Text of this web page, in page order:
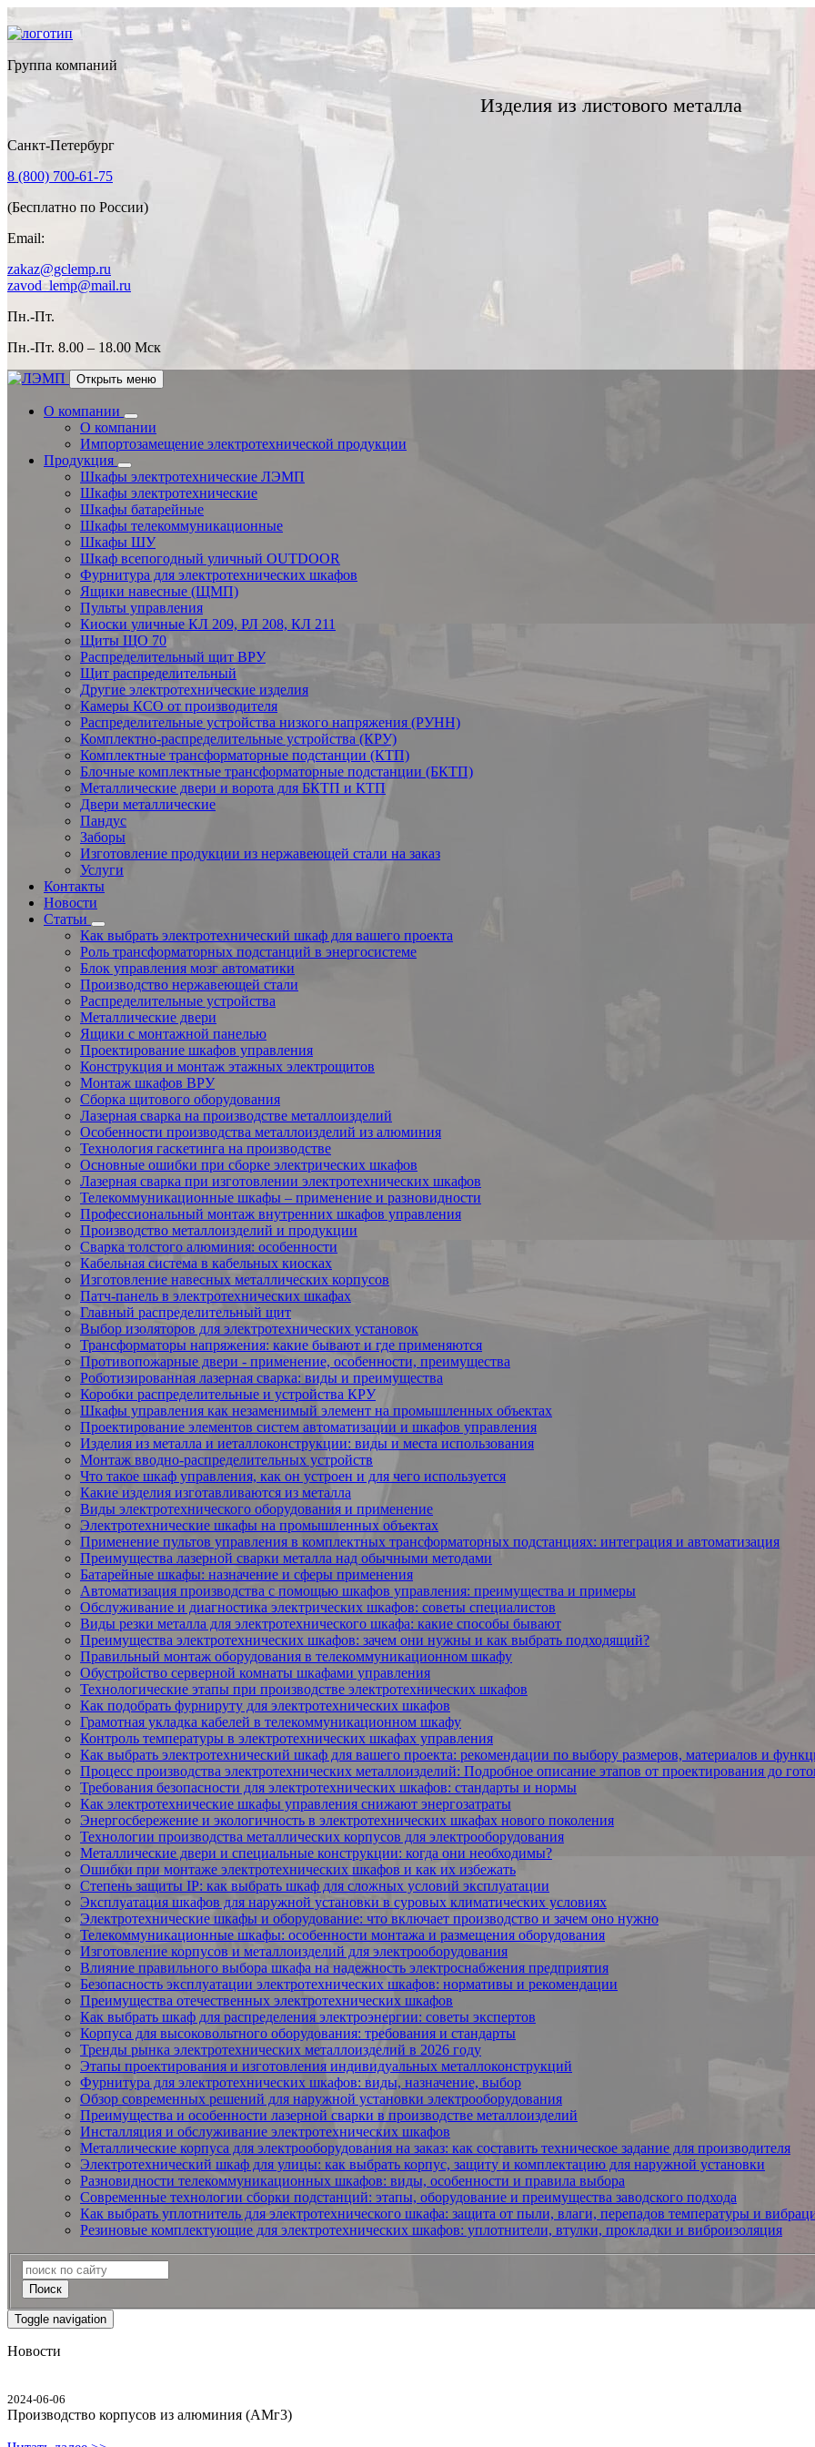
Группа компаний
Изделия из листового металла
Санкт-Петербург
8 (800) 700-61-75
(Бесплатно по России)
Email:
zakaz@gclemp.ru
zavod_lemp@mail.ru
Пн.-Пт.
Пн.-Пт. 8.00 – 18.00 Мск
Открыть меню
О компании
О компании
Импортозамещение электротехнической продукции
Продукция
Шкафы электротехнические ЛЭМП
Шкафы электротехнические
Шкафы батарейные
Шкафы телекоммуникационные
Шкафы ШУ
Шкаф всепогодный уличный OUTDOOR
Фурнитура для электротехнических шкафов
Ящики навесные (ЩМП)
Пульты управления
Киоски уличные КЛ 209, РЛ 208, КЛ 211
Щиты ЩО 70
Распределительный щит ВРУ
Щит распределительный
Другие электротехнические изделия
Камеры КСО от производителя
Распределительные устройства низкого напряжения (РУНН)
Комплектно-распределительные устройства (КРУ)
Комплектные трансформаторные подстанции (КТП)
Блочные комплектные трансформаторные подстанции (БКТП)
Металлические двери и ворота для БКТП и КТП
Двери металлические
Пандус
Заборы
Изготовление продукции из нержавеющей стали на заказ
Услуги
Контакты
Новости
Статьи
Как выбрать электротехнический шкаф для вашего проекта
Роль трансформаторных подстанций в энергосистеме
Блок управления мозг автоматики
Производство нержавеющей стали
Распределительные устройства
Металлические двери
Ящики с монтажной панелью
Проектирование шкафов управления
Конструкция и монтаж этажных электрощитов
Монтаж шкафов ВРУ
Сборка щитового оборудования
Лазерная сварка на производстве металлоизделий
Особенности производства металлоизделий из алюминия
Технология гаскетинга на производстве
Основные ошибки при сборке электрических шкафов
Лазерная сварка при изготовлении электротехнических шкафов
Телекоммуникационные шкафы – применение и разновидности
Профессиональный монтаж внутренних шкафов управления
Производство металлоизделий и продукции
Сварка толстого алюминия: особенности
Кабельная система в кабельных киосках
Изготовление навесных металлических корпусов
Патч-панель в электротехнических шкафах
Главный распределительный щит
Выбор изоляторов для электротехнических установок
Трансформаторы напряжения: какие бывают и где применяются
Противопожарные двери - применение, особенности, преимущества
Роботизированная лазерная сварка: виды и преимущества
Коробки распределительные и устройства КРУ
Шкафы управления как незаменимый элемент на промышленных объектах
Проектирование элементов систем автоматизации и шкафов управления
Изделия из металла и иеталлоконструкции: виды и места использования
Монтаж вводно-распределительных устройств
Что такое шкаф управления, как он устроен и для чего используется
Какие изделия изготавливаются из металла
Виды электротехнического оборудования и применение
Электротехнические шкафы на промышленных объектах
Применение пультов управления в комплектных трансформаторных подстанциях: интеграция и автоматизация
Преимущества лазерной сварки металла над обычными методами
Батарейные шкафы: назначение и сферы применения
Автоматизация производства с помощью шкафов управления: преимущества и примеры
Обслуживание и диагностика электрических шкафов: советы специалистов
Виды резки металла для электротехнического шкафа: какие способы бывают
Преимущества электротехнических шкафов: зачем они нужны и как выбрать подходящий?
Правильный монтаж оборудования в телекоммуникационном шкафу
Обустройство серверной комнаты шкафами управления
Технологические этапы при производстве электротехнических шкафов
Как подобрать фурнируту для электротехнических шкафов
Грамотная укладка кабелей в телекоммуникационном шкафу
Контроль температуры в электротехнических шкафах управления
Как выбрать электротехнический шкаф для вашего проекта: рекомендации по выбору размеров, материалов и
Процесс производства электротехнических металлоизделий: Подробное описание этапов от проектирования до
Требования безопасности для электротехнических шкафов: стандарты и нормы
Как электротехнические шкафы управления снижают энергозатраты
Энергосбережение и экологичность в электротехнических шкафах нового поколения
Технологии производства металлических корпусов для электрооборудования
Металлические двери и специальные конструкции: когда они необходимы?
Ошибки при монтаже электротехнических шкафов и как их избежать
Степень защиты IP: как выбрать шкаф для сложных условий эксплуатации
Эксплуатация шкафов для наружной установки в суровых климатических условиях
Электротехнические шкафы и оборудование: что включает производство и зачем оно нужно
Телекоммуникационные шкафы: особенности монтажа и размещения оборудования
Изготовление корпусов и металлоизделий для электрооборудования
Влияние правильного выбора шкафа на надежность электроснабжения предприятия
Безопасность эксплуатации электротехнических шкафов: нормативы и рекомендации
Преимущества отечественных электротехнических шкафов
Как выбрать шкаф для распределения электроэнергии: советы экспертов
Корпуса для высоковольтного оборудования: требования и стандарты
Тренды рынка электротехнических металлоизделий в 2026 году
Этапы проектирования и изготовления индивидуальных металлоконструкций
Фурнитура для электротехнических шкафов: виды, назначение, выбор
Обзор современных решений для наружной установки электрооборудования
Преимущества и особенности лазерной сварки в производстве металлоизделий
Инсталляция и обслуживание электротехнических шкафов
Металлические корпуса для электрооборудования на заказ: как составить техническое задание для производителя
Электротехнический шкаф для улицы: как выбрать корпус, защиту и комплектацию для наружной установки
Разновидности телекоммуникационных шкафов: виды, особенности и правила выбора
Современные технологии сборки подстанций: этапы, оборудование и преимущества заводского подхода
Как выбрать уплотнитель для электротехнического шкафа: защита от пыли, влаги, перепадов температуры и
Резиновые комплектующие для электротехнических шкафов: уплотнители, втулки, прокладки и виброизоляция
Поиск
Toggle navigation
Новости
2024-06-06
Производство корпусов из алюминия (АМг3)